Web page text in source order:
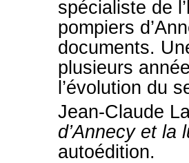
spécialiste de
pompiers
documents.
plusieurs
l’évolution du
Jean-Claude
d’Annecy et la
autoédition.